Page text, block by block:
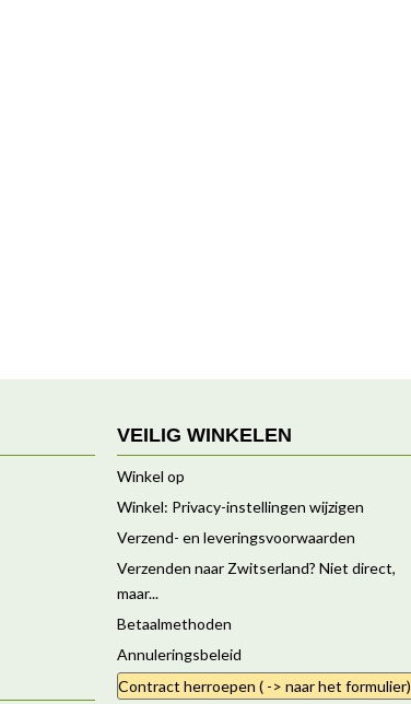
VEILIG WINKELEN
Winkel op
Winkel: Privacy-instellingen wijzigen
Verzend- en leveringsvoorwaarden
Verzenden naar Zwitserland? Niet direct,
maar...
Betaalmethoden
Annuleringsbeleid
Contract herroepen ( -> naar het formulier)